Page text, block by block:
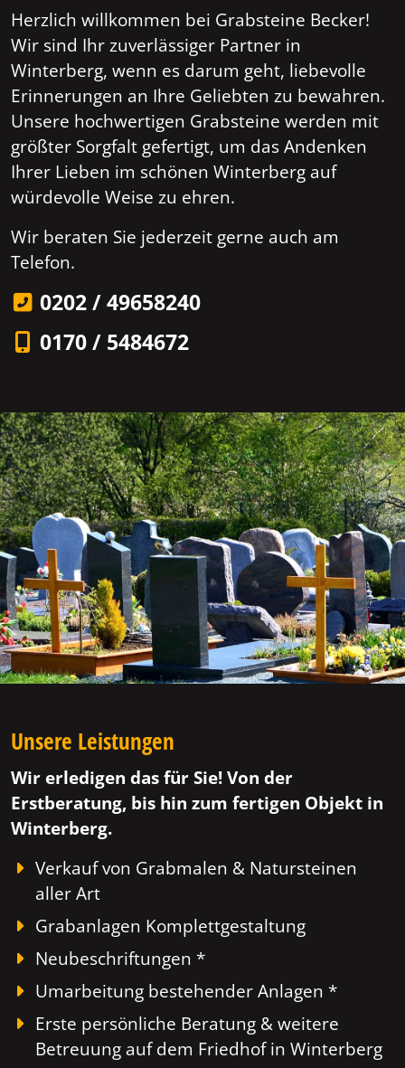
Herzlich willkommen bei Grabsteine Becker!
Wir sind Ihr zuverlässiger Partner in
Winterberg, wenn es darum geht, liebevolle
Erinnerungen an Ihre Geliebten zu bewahren.
Unsere hochwertigen Grabsteine werden mit
größter Sorgfalt gefertigt, um das Andenken
Ihrer Lieben im schönen Winterberg auf
würdevolle Weise zu ehren.
Wir beraten Sie jederzeit gerne auch am
Telefon.
0202 / 49658240
0170 / 5484672
Unsere Leistungen
Wir erledigen das für Sie! Von der
Erstberatung, bis hin zum fertigen Objekt in
Winterberg.
Verkauf von Grabmalen & Natursteinen
aller Art
Grabanlagen Komplettgestaltung
Neubeschriftungen *
Umarbeitung bestehender Anlagen *
Erste persönliche Beratung & weitere
Betreuung auf dem Friedhof in Winterberg